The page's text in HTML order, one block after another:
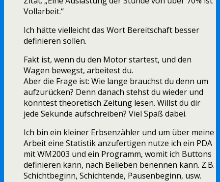
Vollarbeit.“
Ich hätte vielleicht das Wort Bereitschaft besser
definieren sollen.
Fakt ist, wenn du den Motor startest, und den
Wagen bewegst, arbeitest du.
Aber die Frage ist: Wie lange brauchst du denn um
aufzurücken? Denn danach stehst du wieder und
könntest theoretisch Zeitung lesen. Willst du dir
jede Sekunde aufschreiben? Viel Spaß dabei.
Ich bin ein kleiner Erbsenzähler und um über meine
Arbeit eine Statistik anzufertigen nutze ich ein PDA
mit WM2003 und ein Programm, womit ich Buttons
definieren kann, nach Belieben benennen kann. Z.B.
Schichtbeginn, Schichtende, Pausenbeginn, usw.